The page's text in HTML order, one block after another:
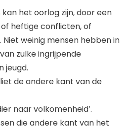
het oorlog zijn, door een
heftige conflicten, of
weinig mensen hebben in
zulke ingrijpende
jeugd.
de andere kant van de
naar volkomenheid’.
die andere kant van het